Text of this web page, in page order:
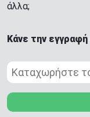
άλλα;
Κάνε την